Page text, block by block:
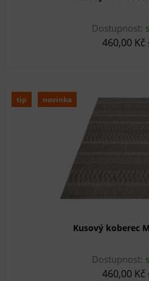
Dostupnost:
460,00 Kč
tip novinka
Kusový koberec
Dostupnost:
460,00 Kč